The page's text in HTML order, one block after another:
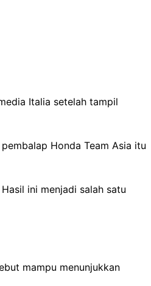
Italia setelah tampil
Honda Team Asia itu
ini menjadi salah satu
mampu menunjukkan